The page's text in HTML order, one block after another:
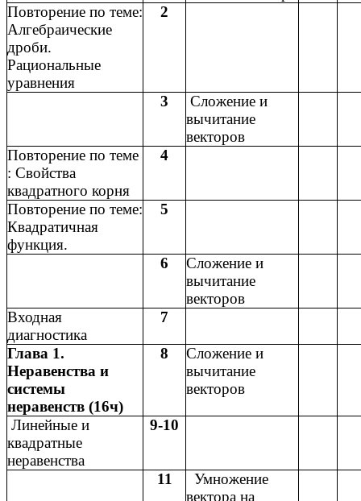
Повторение по теме:
Алгебраические
дроби.
Рациональные
уравнения
2
3
Сложение и
вычитание
векторов
Повторение по теме
: Свойства
квадратного корня
4
Повторение по теме:
Квадратичная
функция.
5
6
Сложение и
вычитание
векторов
Входная
диагностика
7
Глава 1.
Неравенства и
системы
неравенств (16ч)
8
Сложение и
вычитание
векторов
Линейные и
квадратные
неравенства
9-10
11
Умножение
вектора на